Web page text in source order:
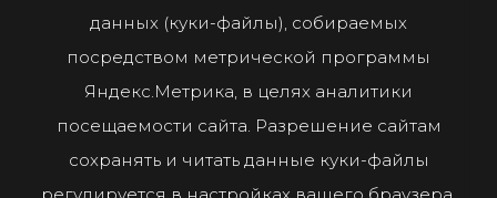
данных (куки-файлы), собираемых
посредством метрической программы
Яндекс.Метрика, в целях аналитики
посещаемости сайта. Разрешение сайтам
сохранять и читать данные куки-файлы